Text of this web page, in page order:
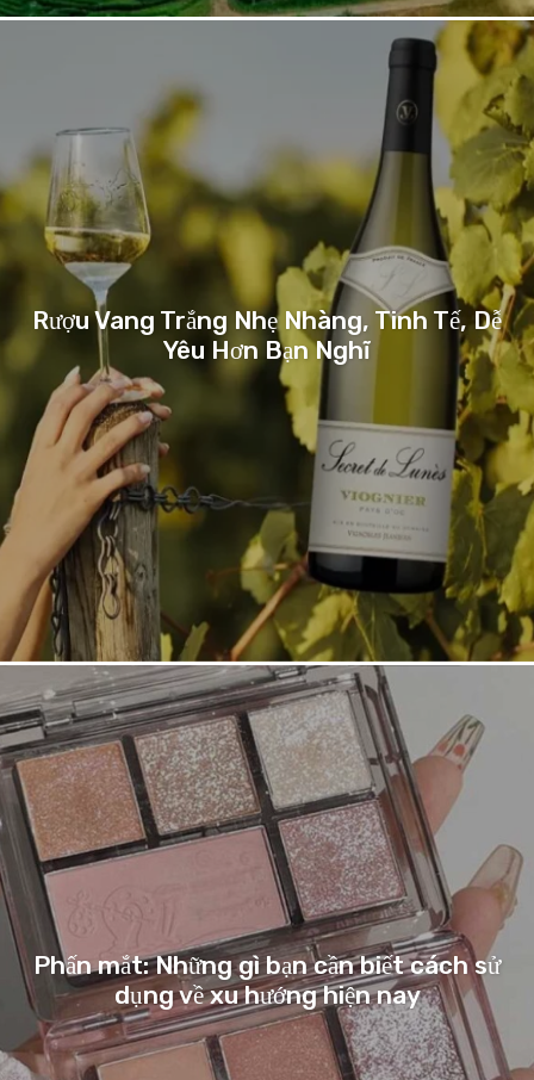
Rượu Vang Trắng Nhẹ Nhàng, Tinh Tế, Dễ
Yêu Hơn Bạn Nghĩ
Phấn mắt: Những gì bạn cần biết cách sử
dụng về xu hướng hiện nay